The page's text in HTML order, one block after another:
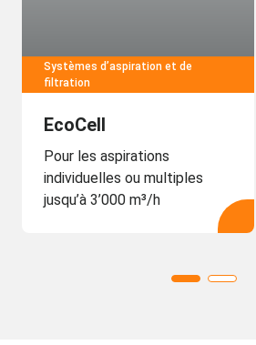
Systèmes d’aspiration et de
filtration
EcoCell
Pour les aspirations
individuelles ou multiples
jusqu’à 3’000 m³/h